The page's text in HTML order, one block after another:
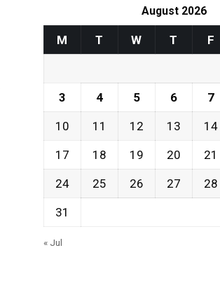
August 2026
M T W T F
3 4 5 6 7
10 11 12 13 14
17 18 19 20 21
24 25 26 27 28
31
« Jul